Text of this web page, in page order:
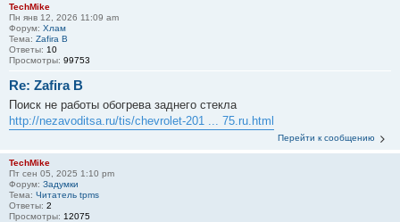
TechMike
Пн янв 12, 2026 11:09 am
Форум: Хлам
Тема: Zafira B
Ответы: 10
Просмотры: 99753
Re: Zafira B
Поиск не работы обогрева заднего стекла
http://nezavoditsa.ru/tis/chevrolet-201 ... 75.ru.html
Перейти к сообщению
TechMike
Пт сен 05, 2025 1:10 pm
Форум: Задумки
Тема: Читатель tpms
Ответы: 2
Просмотры: 12075